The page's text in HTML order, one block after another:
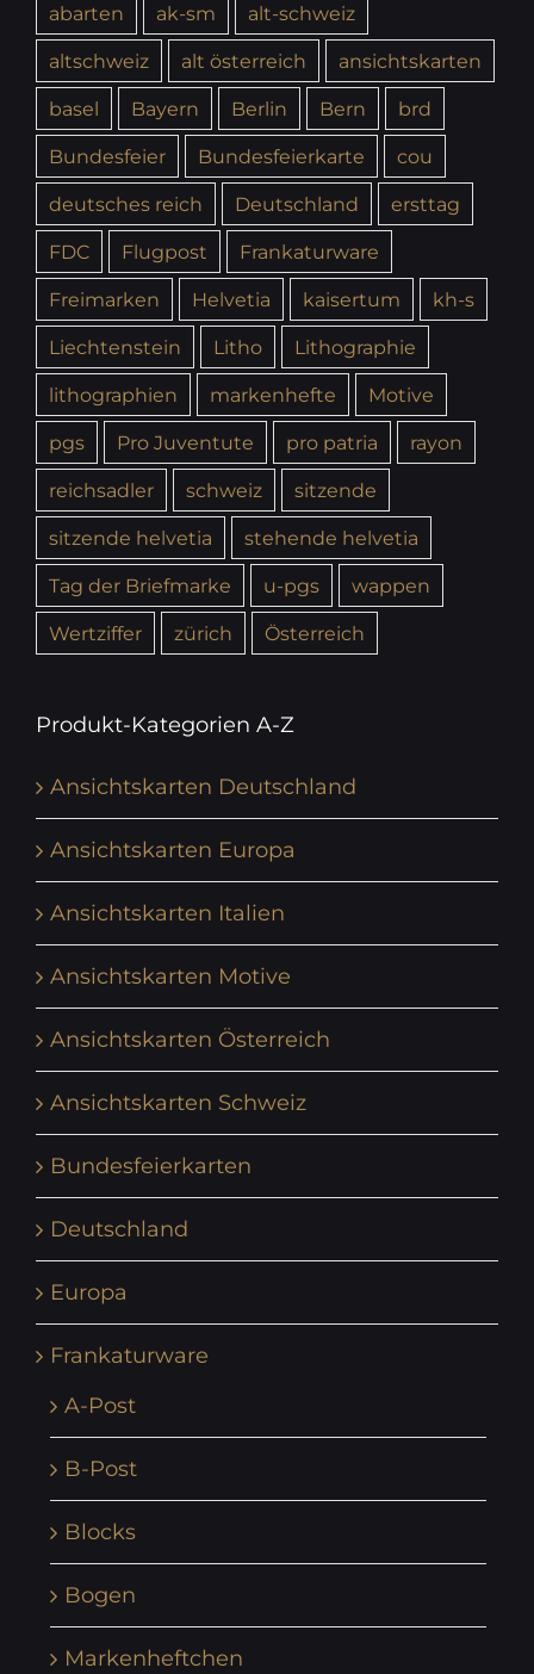
abarten ak-sm
alt-schweiz
altschweiz
alt österreich
ansichtskarten
basel
Bayern Berlin Bern
brd
Bundesfeier
Bundesfeierkarte
cou
deutsches reich
Deutschland
ersttag
FDC
Flugpost
Frankaturware
Freimarken
Helvetia kaisertum
kh-s
Liechtenstein
Litho
Lithographie
lithographien
markenhefte
Motive
pgs
Pro Juventute pro patria
rayon
reichsadler
schweiz
sitzende
sitzende helvetia
stehende helvetia
Tag der Briefmarke
u-pgs
wappen
Wertziffer
zürich Österreich
Produkt-Kategorien A-Z
Ansichtskarten Deutschland
Ansichtskarten Europa
Ansichtskarten Italien
Ansichtskarten Motive
Ansichtskarten Österreich
Ansichtskarten Schweiz
Bundesfeierkarten
Deutschland
Europa
Frankaturware
A-Post
B-Post
Blocks
Bogen
Markenheftchen